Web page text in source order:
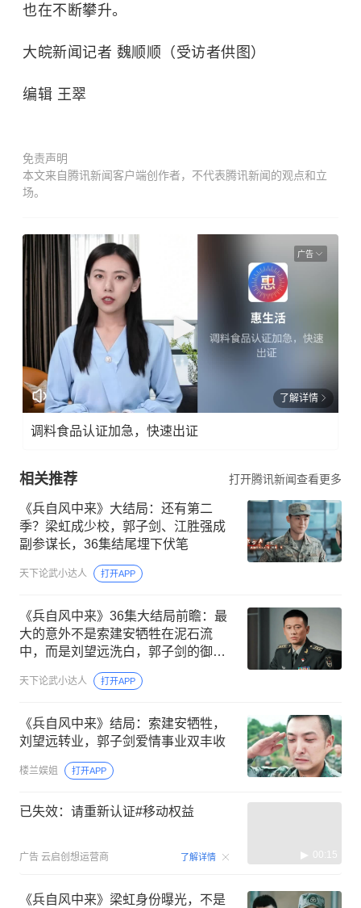
也在不断攀升。
大皖新闻记者 魏顺顺（受访者供图）
编辑 王翠
免责声明
本文来自腾讯新闻客户端创作者，不代表腾讯新闻的观点和立
场。
广告
了解详情
调料食品认证加急，快速出证
相关推荐 打开腾讯新闻查看更多
《兵自风中来》大结局：还有第二
季？梁虹成少校，郭子剑、江胜强成
副参谋长，36集结尾埋下伏笔
天下论武小达人 打开APP
《兵自风中来》36集大结局前瞻：最
大的意外不是索建安牺牲在泥石流
中，而是刘望远洗白，郭子剑的御风
天下论武小达人 打开APP
《兵自风中来》结局：索建安牺牲，
刘望远转业，郭子剑爱情事业双丰收
楼兰娱姐 打开APP
已失效：请重新认证#移动权益
广告 云启创想运营商 了解详情 00:15
《兵自风中来》梁虹身份曝光，不是